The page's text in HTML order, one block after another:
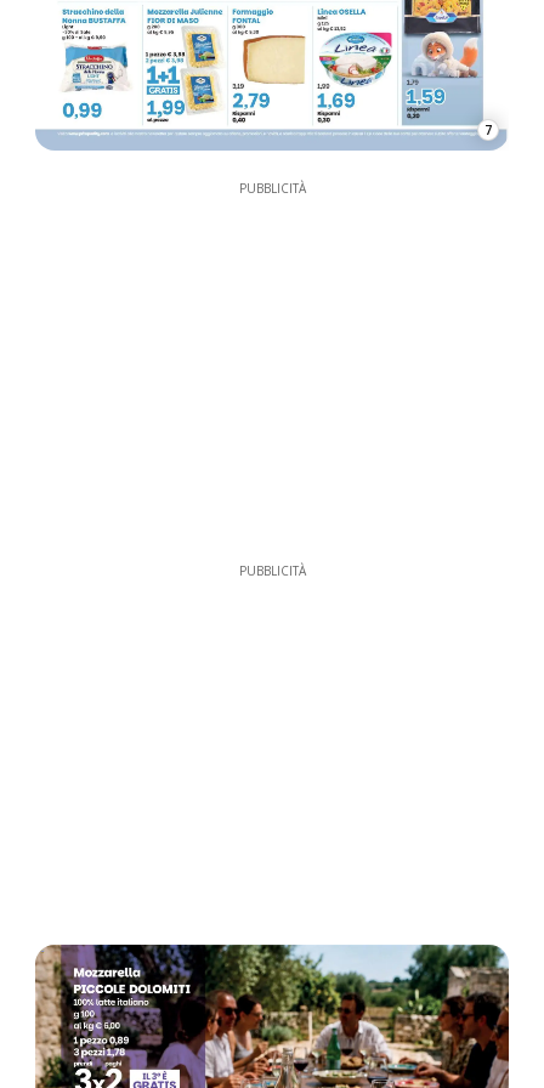
7
PUBBLICITÀ
PUBBLICITÀ